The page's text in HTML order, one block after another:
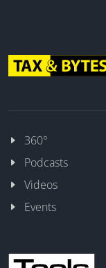
360°
Podcasts
Videos
Events